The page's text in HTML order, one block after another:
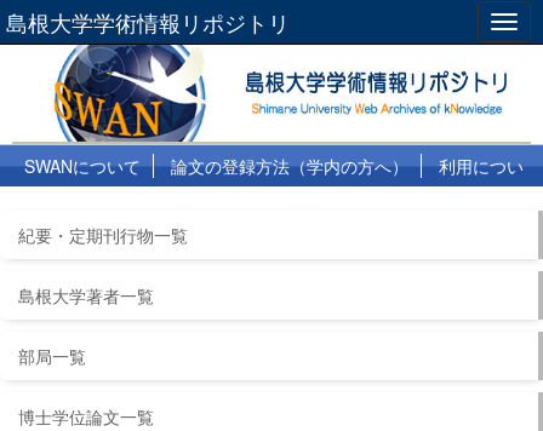
島根大学学術情報リポジトリ
SWANについて 論文の登録方法（学内の方へ）
利用につい
紀要・定期刊行物一覧
島根大学著者一覧
部局一覧
博士学位論文一覧